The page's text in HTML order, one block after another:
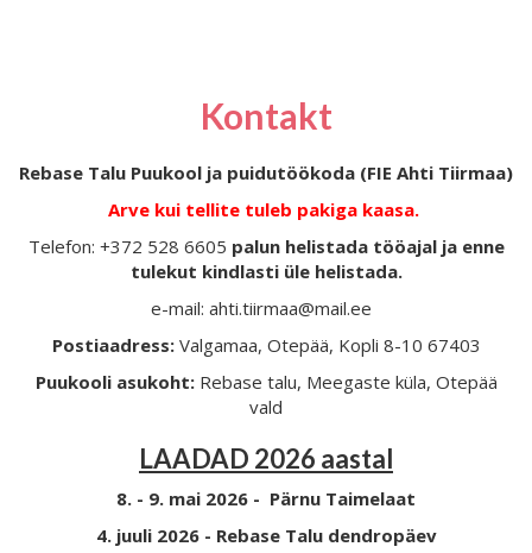
Kontakt
Rebase Talu Puukool ja puidutöökoda (FIE Ahti Tiirmaa)
Arve kui tellite tuleb pakiga kaasa.
Telefon: +372 528 6605 palun helistada tööajal ja enne
tulekut kindlasti üle helistada.
e-mail: ahti.tiirmaa@mail.ee
Postiaadress: Valgamaa, Otepää, Kopli 8-10 67403
Puukooli asukoht: Rebase talu, Meegaste küla, Otepää
vald
LAADAD 2026 aastal
8. - 9. mai 2026 - Pärnu Taimelaat
4. juuli 2026 - Rebase Talu dendropäev